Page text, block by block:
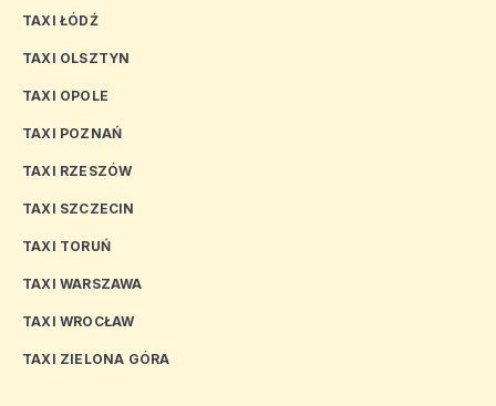
TAXI ŁÓDŹ
TAXI OLSZTYN
TAXI OPOLE
TAXI POZNAŃ
TAXI RZESZÓW
TAXI SZCZECIN
TAXI TORUŃ
TAXI WARSZAWA
TAXI WROCŁAW
TAXI ZIELONA GÓRA